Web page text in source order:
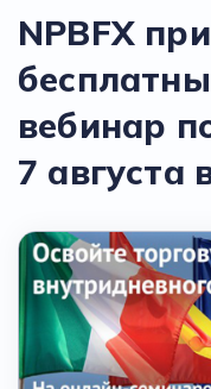
NPBFX
вебинар
7 августа